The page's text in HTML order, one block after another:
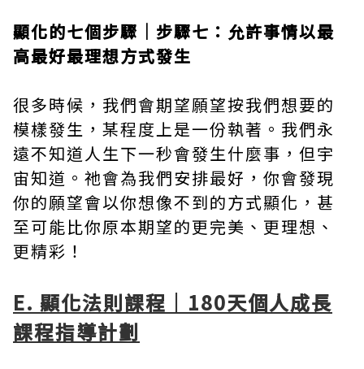
顯化的七個步驟｜步驟七：允許事情以最
高最好最理想方式發生
很多時候，我們會期望願望按我們想要的
模樣發生，某程度上是一份執著。我們永
遠不知道人生下一秒會發生什麼事，但宇
宙知道。祂會為我們安排最好，你會發現
你的願望會以你想像不到的方式顯化，甚
至可能比你原本期望的更完美、更理想、
更精彩！
E. 顯化法則課程｜180天個人成長
課程指導計劃